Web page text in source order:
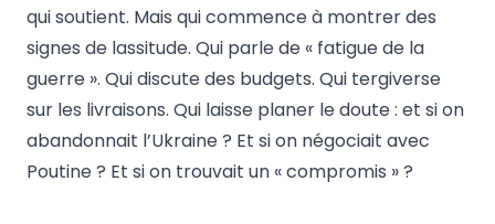
qui soutient. Mais qui commence à montrer des
signes de lassitude. Qui parle de « fatigue de la
guerre ». Qui discute des budgets. Qui tergiverse
sur les livraisons. Qui laisse planer le doute : et si on
abandonnait l’Ukraine ? Et si on négociait avec
Poutine ? Et si on trouvait un « compromis » ?